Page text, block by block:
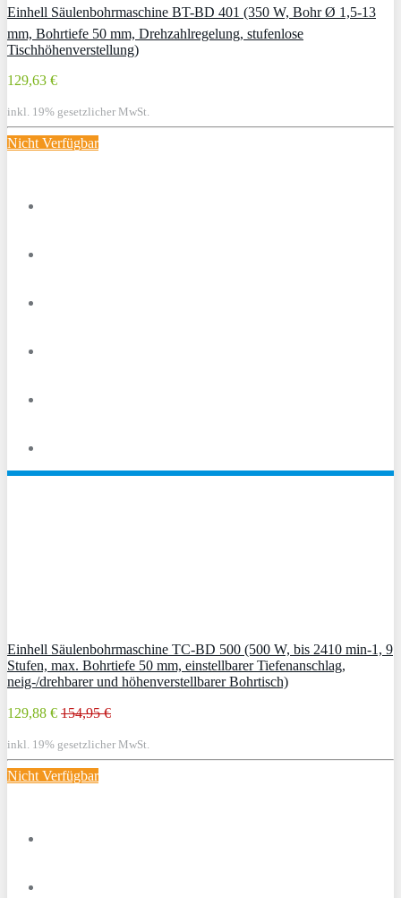
Einhell Säulenbohrmaschine BT-BD 401 (350 W, Bohr Ø 1,5-13
mm, Bohrtiefe 50 mm, Drehzahlregelung, stufenlose
Tischhöhenverstellung)
129,63 €
inkl. 19% gesetzlicher MwSt.
Nicht Verfügbar
Einhell Säulenbohrmaschine TC-BD 500 (500 W, bis 2410 min-1, 9
Stufen, max. Bohrtiefe 50 mm, einstellbarer Tiefenanschlag,
neig-/drehbarer und höhenverstellbarer Bohrtisch)
129,88 € 154,95 €
inkl. 19% gesetzlicher MwSt.
Nicht Verfügbar